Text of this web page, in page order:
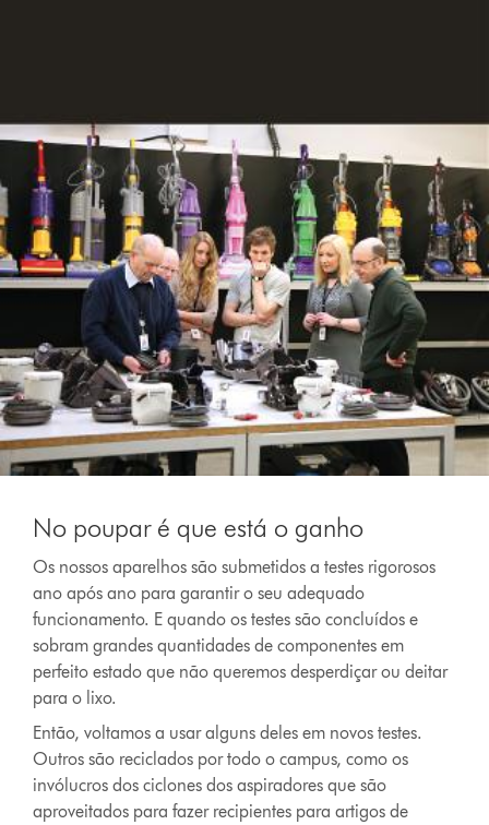
No poupar é que está o ganho
Os nossos aparelhos são submetidos a testes rigorosos
ano após ano para garantir o seu adequado
funcionamento. E quando os testes são concluídos e
sobram grandes quantidades de componentes em
perfeito estado que não queremos desperdiçar ou deitar
para o lixo.
Então, voltamos a usar alguns deles em novos testes.
Outros são reciclados por todo o campus, como os
invólucros dos ciclones dos aspiradores que são
aproveitados para fazer recipientes para artigos de